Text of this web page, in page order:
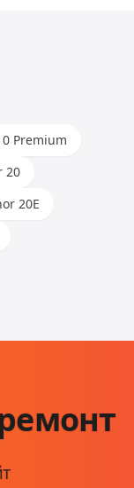
Premium
20
20E